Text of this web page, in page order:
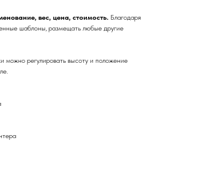
вес, цена, стоимость. Благодаря
шаблоны, размещать любые другие
можно регулировать высоту и положение